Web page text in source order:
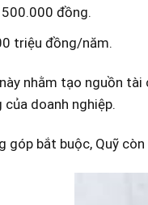
đồng.
triệu đồng/năm.
nhằm tạo nguồn tài
doanh nghiệp.
góp bắt buộc, Quỹ